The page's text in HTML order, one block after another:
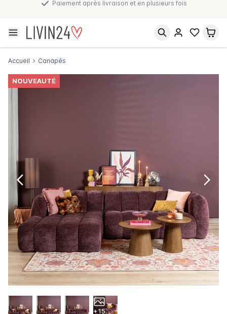
Paiement après livraison et en plusieurs fois
Accueil Canapés
NOUVEAUTÉ
+15